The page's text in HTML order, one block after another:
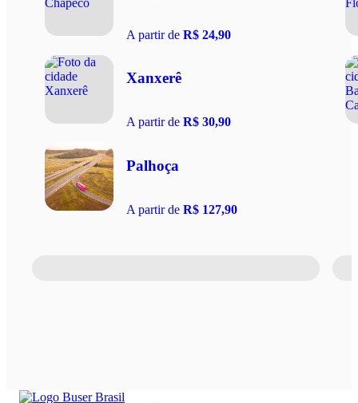
A partir de R$ 24,90
Xanxerê
A partir de R$ 30,90
Palhoça
A partir de R$ 127,90